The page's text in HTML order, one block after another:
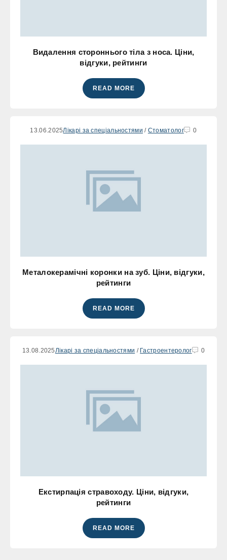
Видалення стороннього тіла з носа. Ціни,
відгуки, рейтинги
READ MORE
13.06.2025Лікарі за спеціальностями / Стоматолог 0
Металокерамічні коронки на зуб. Ціни, відгуки,
рейтинги
READ MORE
13.08.2025 Лікарі за спеціальностями / Гастроентеролог 0
Екстирпація стравоходу. Ціни, відгуки,
рейтинги
READ MORE